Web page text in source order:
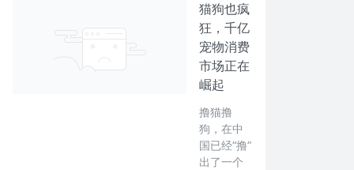
猫狗也疯
狂，千亿
宠物消费
市场正在
崛起
撸猫撸
狗，在中
国已经“撸”
出了一个